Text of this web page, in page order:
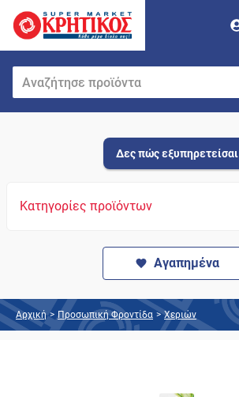
Δες πώς εξυπηρετείσαι
Κατηγορίες προϊόντων
Αγαπημένα
Αρχική > Προσωπική Φροντίδα > Χεριών